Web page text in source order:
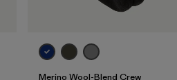
Merino Wool-Blend Crew